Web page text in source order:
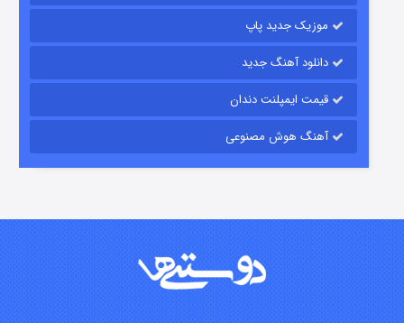
موزیک جدید پاپ
دانلود آهنگ جدید
قیمت ایمپلنت دندان
آهنگ هوش مصنوعی